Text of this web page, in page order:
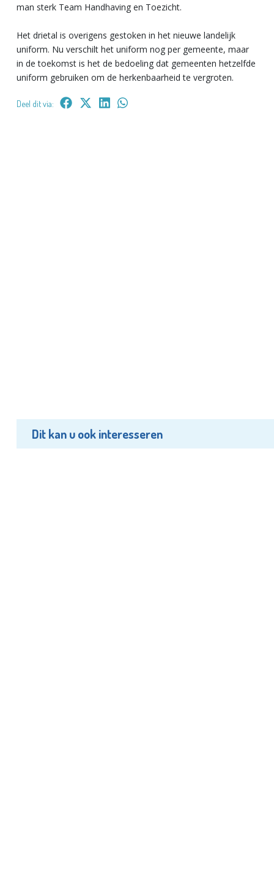
man sterk Team Handhaving en Toezicht.
Het drietal is overigens gestoken in het nieuwe landelijk
uniform. Nu verschilt het uniform nog per gemeente, maar
in de toekomst is het de bedoeling dat gemeenten hetzelfde
uniform gebruiken om de herkenbaarheid te vergroten.
Deel dit via:
Dit kan u ook interesseren